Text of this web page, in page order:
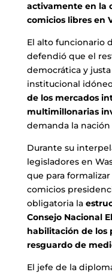
activamente en la
comicios libres en
El alto funcionario
defendió que el
democrática y
institucional
de los mercados
multimillonarias
demanda la nación
Durante su
legisladores en
que para
comicios
obligatoria la
Consejo Nacional
habilitación de los
resguardo de
El jefe de la